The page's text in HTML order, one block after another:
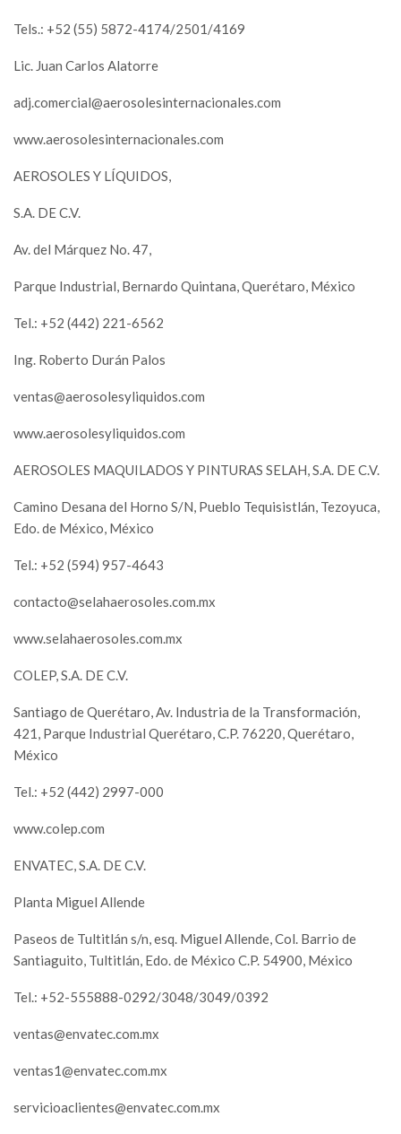
Tels.: +52 (55) 5872-4174/2501/4169
Lic. Juan Carlos Alatorre
adj.comercial@aerosolesinternacionales.com
www.aerosolesinternacionales.com
AEROSOLES Y LÍQUIDOS,
S.A. DE C.V.
Av. del Márquez No. 47,
Parque Industrial, Bernardo Quintana, Querétaro, México
Tel.: +52 (442) 221-6562
Ing. Roberto Durán Palos
ventas@aerosolesyliquidos.com
www.aerosolesyliquidos.com
AEROSOLES MAQUILADOS Y PINTURAS SELAH, S.A. DE C.V.
Camino Desana del Horno S/N, Pueblo Tequisistlán, Tezoyuca,
Edo. de México, México
Tel.: +52 (594) 957-4643
contacto@selahaerosoles.com.mx
www.selahaerosoles.com.mx
COLEP, S.A. DE C.V.
Santiago de Querétaro, Av. Industria de la Transformación,
421, Parque Industrial Querétaro, C.P. 76220, Querétaro,
México
Tel.: +52 (442) 2997-000
www.colep.com
ENVATEC, S.A. DE C.V.
Planta Miguel Allende
Paseos de Tultitlán s/n, esq. Miguel Allende, Col. Barrio de
Santiaguito, Tultitlán, Edo. de México C.P. 54900, México
Tel.: +52-555888-0292/3048/3049/0392
ventas@envatec.com.mx
ventas1@envatec.com.mx
servicioaclientes@envatec.com.mx